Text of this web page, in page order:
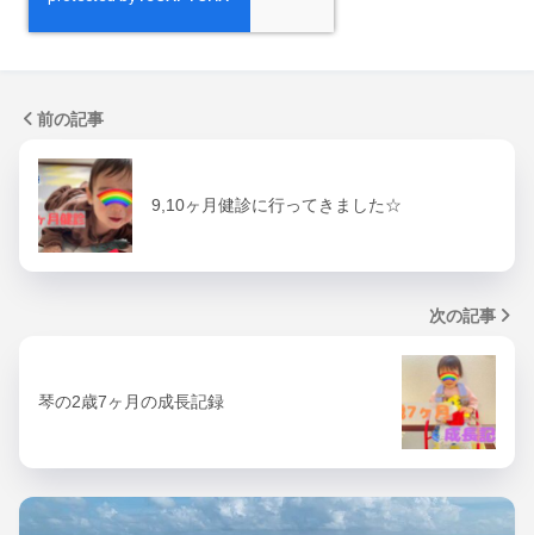
前の記事
9,10ヶ月健診に行ってきました☆
次の記事
琴の2歳7ヶ月の成長記録